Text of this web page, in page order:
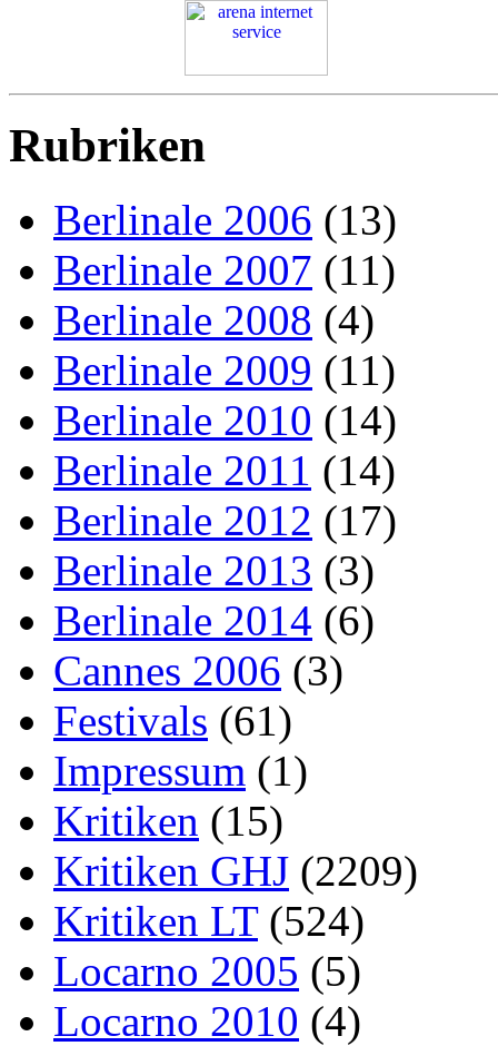
Rubriken
Berlinale 2006 (13)
Berlinale 2007 (11)
Berlinale 2008 (4)
Berlinale 2009 (11)
Berlinale 2010 (14)
Berlinale 2011 (14)
Berlinale 2012 (17)
Berlinale 2013 (3)
Berlinale 2014 (6)
Cannes 2006 (3)
Festivals (61)
Impressum (1)
Kritiken (15)
Kritiken GHJ (2209)
Kritiken LT(524)
Locarno 2005 (5)
Locarno 2010 (4)